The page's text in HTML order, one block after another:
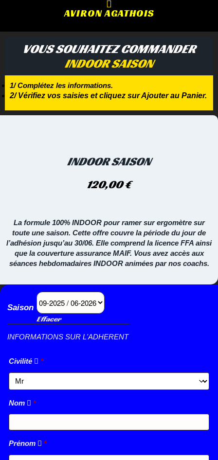
AVIRON AGATHOIS
VOUS SOUHAITEZ COMMANDER
INDOOR SAISON
1/ Complétez les informations.
2/ Vérifiez vos saisies et cliquez sur Ajouter au Panier.
INDOOR SAISON
120,00€
La formule 100% INDOOR pour ramer sur ergomètre sur
toute une saison. Cette offre couvre la période du jour de
l’adhésion jusqu’au 30/06. Elle comprend la licence FFA ainsi
que la couverture assurance MAIF. Vous avez accès aux
séances hebdomadaires INDOOR animées par nos coachs.
Saison
Effacer
INFORMATIONS SUR L'ADHERENT
Civilité *
Nom *
Prénom *